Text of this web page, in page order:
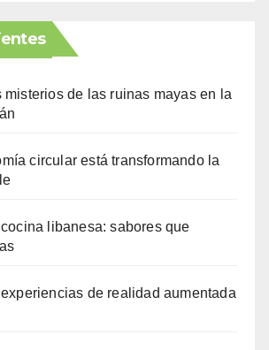
misterios de las ruinas mayas en la
circular está transformando la
libanesa: sabores que
de realidad aumentada